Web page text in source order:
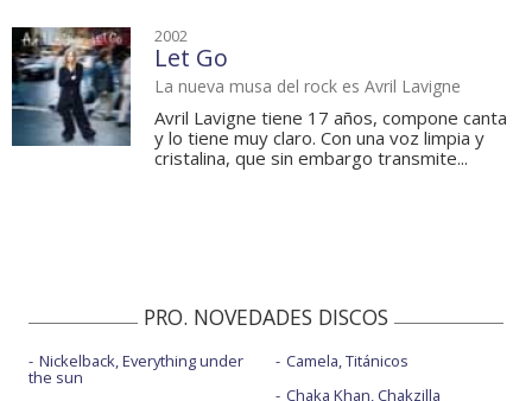
2002
Let Go
La nueva musa del rock es Avril Lavigne
Avril Lavigne tiene 17 años, compone canta
y lo tiene muy claro. Con una voz limpia y
cristalina, que sin embargo transmite...
PRO. NOVEDADES DISCOS
Nickelback, Everything under
the sun
Camela, Titánicos
Chaka Khan, Chakzilla